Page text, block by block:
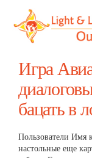
Игра
бацать в
Пользователи Имя
настольные еще